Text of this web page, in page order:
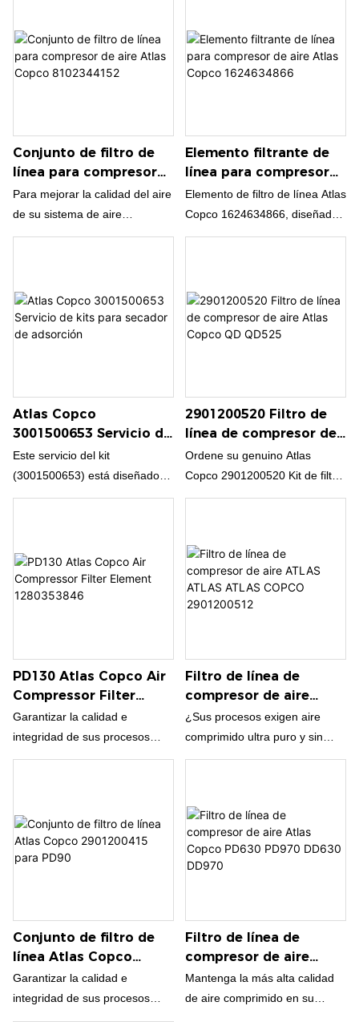
manera eficiente partículas
sólidas, polvo y aerosoles de
aceite de la corriente de aire.
secador de aire por adsorción
Atlas Copco
1089948153=1624896681.
todas las piezas originales de
compresores y secadores Atlas
Copco!
Conjunto de filtro de
línea para compresor
de aire Atlas Copco
8102344152
Para mejorar la calidad del aire
de su sistema de aire
comprimido y proteger su
el conjunto de filtro de línea del
compresor de aire Atlas Copco
8102344152.
Elemento filtrante de
línea para compresor
de aire Atlas Copco
1624634866
Elemento de filtro de línea Atlas
Copco 1624634866, diseñado
para proporcionar una calidad
Atlas Copco
3001500653 Servicio de
kits para secador de
adsorción
Este servicio del kit
(3001500653) está diseñado
para aplicaciones de secador
servicio. Es una herramienta
esencial para que los
ingenieros mantengan su
2901200520 Filtro de
línea de compresor de
aire Atlas Copco QD
QD525
Ordene su genuino Atlas
Copco 2901200520 Kit de filtro
QD525 ahora y experimente la
PD130 Atlas Copco Air
Compressor Filter
Element 1280353846
Garantizar la calidad e
integridad de sus procesos
industriales confidenciales con
1280353846 para filtros PD130
de BOAO
Filtro de línea de
compresor de aire
ATLAS ATLAS ATLAS
COPCO 2901200512
¿Sus procesos exigen aire
comprimido ultra puro y sin
olor? Asegúrese de que su
Atlas Copco QD25
2901200512. ¡Póngase en
contacto con Boao hoy!
Conjunto de filtro de
línea Atlas Copco
2901200415 para PD90
Garantizar la calidad e
integridad de sus procesos
Filtro de línea de
compresor de aire
Atlas Copco PD630
PD970 DD630 DD970
Mantenga la más alta calidad
de aire comprimido en su